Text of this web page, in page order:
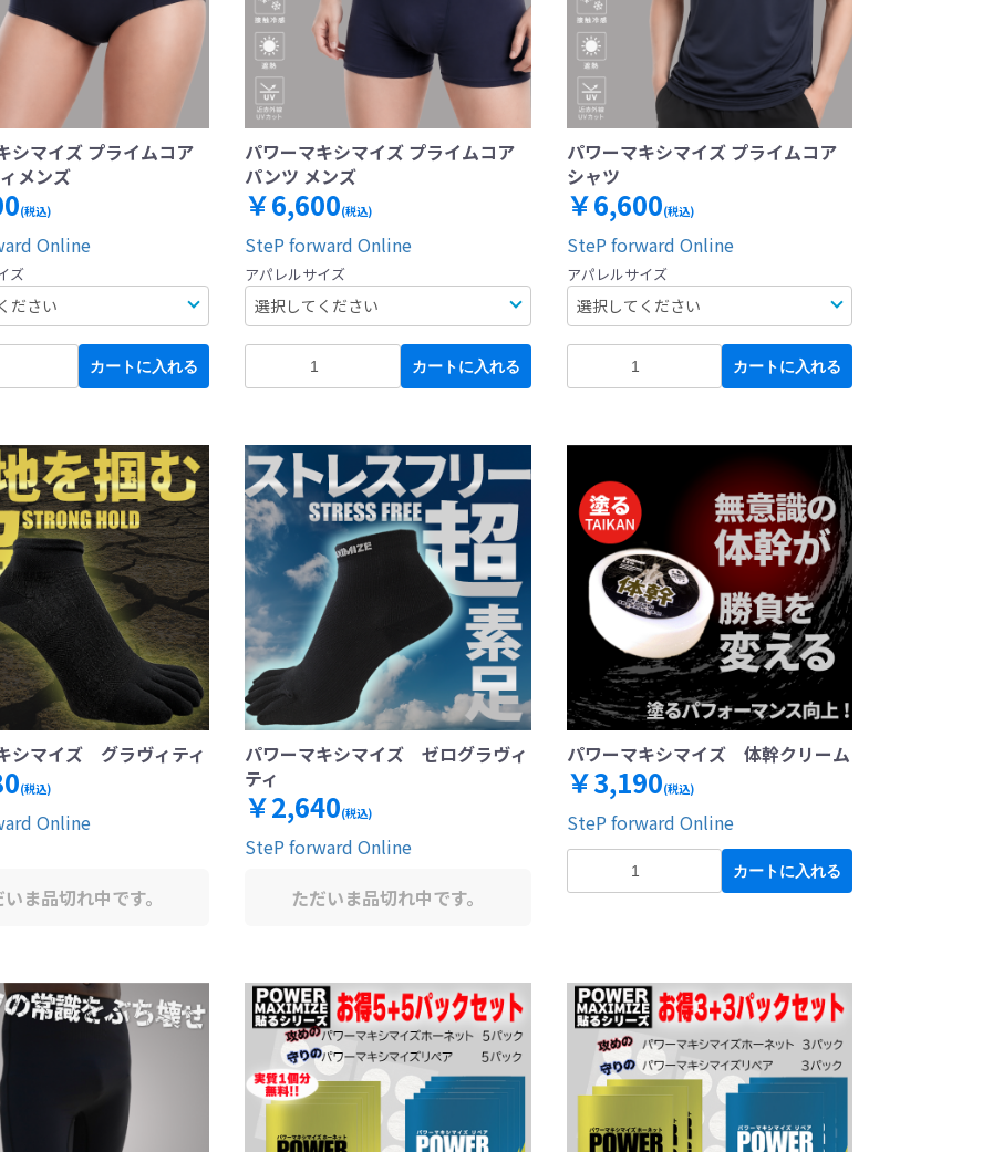
シマイズ プライムコア
メンズ
(税込)
Online
ズ
カートに入れる
パワーマキシマイズ プライムコア
パンツ メンズ
￥6,600(税込)
SteP forward Online
アパレルサイズ
カートに入れる
パワーマキシマイズ プライムコア
シャツ
￥6,600(税込)
SteP forward Online
アパレルサイズ
カートに入れる
シマイズ グラヴィティ
(税込)
Online
ま品切れ中です。
パワーマキシマイズ ゼログラヴィ
ティ
￥2,640(税込)
SteP forward Online
ただいま品切れ中です。
パワーマキシマイズ 体幹クリーム
￥3,190(税込)
SteP forward Online
カートに入れる